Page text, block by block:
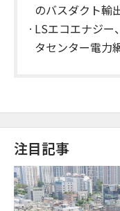
のバスダクト輸
LSエコエナジー
タセンター電力
注目記事